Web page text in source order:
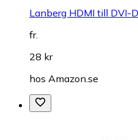
Lanberg HDMI till DVI-
fr.
28 kr
hos Amazon.se